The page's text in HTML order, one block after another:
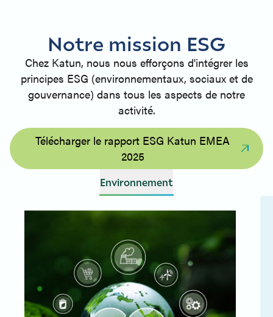
Notre mission ESG
Chez Katun, nous nous efforçons d'intégrer les
principes ESG (environnementaux, sociaux et de
gouvernance) dans tous les aspects de notre
activité.
Télécharger le rapport ESG Katun EMEA
2025
Environnement